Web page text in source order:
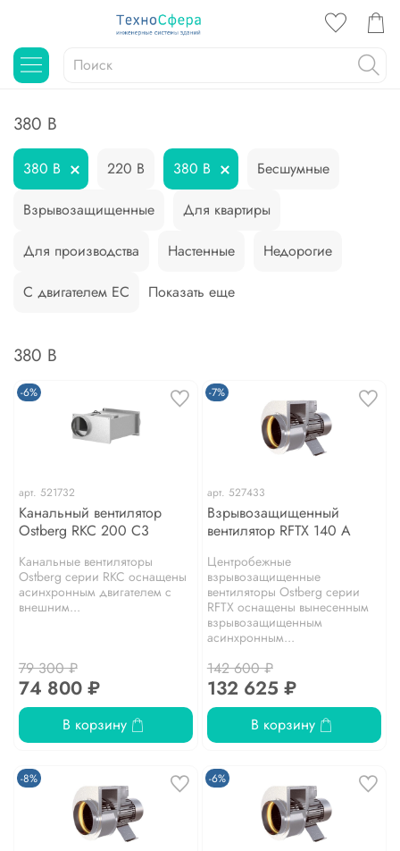
380 В
380 В 220 В 380 В
Бесшумные
Взрывозащищенные
Для квартиры
Для производства
Настенные
Недорогие
С двигателем EC
Показать еще
380 В
-6%
арт. 521732
Канальный вентилятор
Ostberg RKC 200 C3
Канальные вентиляторы
Ostberg серии RKC оснащены
асинхронным двигателем с
внешним...
79 300 ₽
74 800 ₽
В корзину
-7%
арт. 527433
Взрывозащищенный
вентилятор RFTX 140 A
Центробежные
взрывозащищенные
вентиляторы Ostberg серии
RFТХ оснащены вынесенным
взрывозащищенным
асинхронным...
142 600 ₽
132 625 ₽
В корзину
-8% -6%